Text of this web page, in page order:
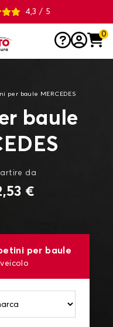
4,3 / 5
0
per baule MERCEDES
baule
da
€
per baule